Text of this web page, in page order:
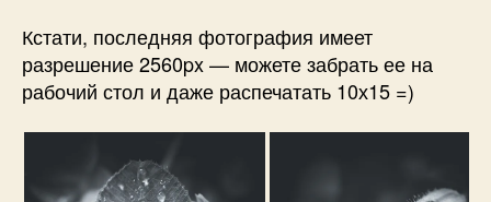
Кстати, последняя фотография имеет
разрешение 2560px — можете забрать ее на
рабочий стол и даже распечатать 10х15 =)